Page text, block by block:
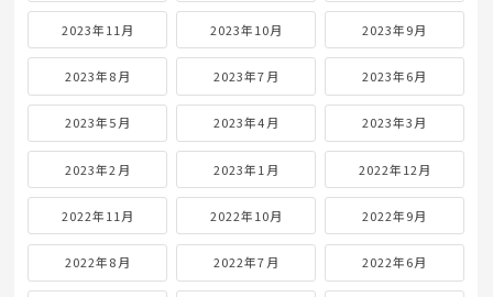
2023年11月 2023年10月 2023年9月
2023年8月 2023年7月 2023年6月
2023年5月 2023年4月 2023年3月
2023年2月 2023年1月 2022年12月
2022年11月 2022年10月 2022年9月
2022年8月 2022年7月 2022年6月